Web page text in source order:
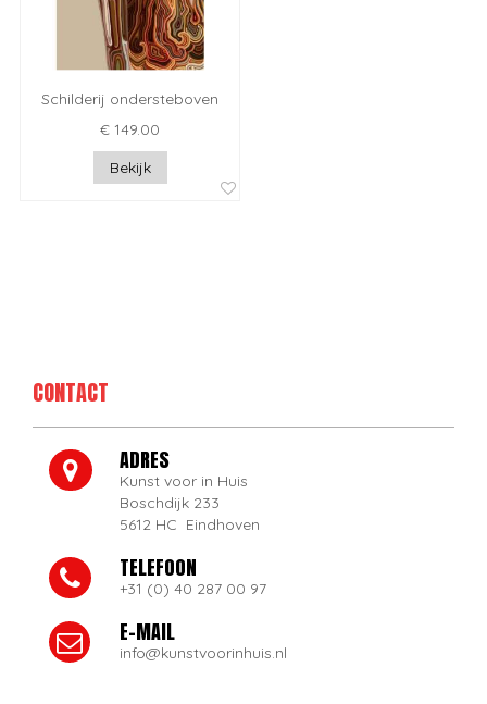
Schilderij ondersteboven
€ 149.00
Bekijk
CONTACT
ADRES
Kunst voor in Huis
Boschdijk 233
5612 HC Eindhoven
TELEFOON
+31 (0) 40 287 00 97
E-MAIL
info@kunstvoorinhuis.nl